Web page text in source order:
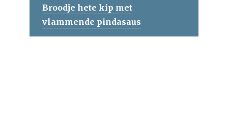
Broodje hete kip met
vlammende pindasaus